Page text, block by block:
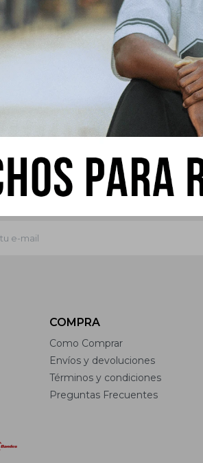
el artículo se encuentre en el mismo
COMPRA
Como Comprar
Envíos y devoluciones
Términos y condiciones
Preguntas Frecuentes